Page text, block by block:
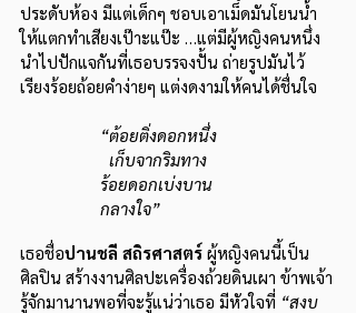
ประดับห้อง มีแต่เด็กๆ ชอบเอาเม็ดมันโยนน้ำ
ให้แตกทำเสียงเป๊าะแป๊ะ …แต่มีผู้หญิงคนหนึ่ง
นำไปปักแจกันที่เธอบรรจงปั้น ถ่ายรูปมันไว้
เรียงร้อยถ้อยคำง่ายๆ แต่งดงามให้คนได้ชื่นใจ
“ต้อยติ่งดอกหนึ่ง
เก็บจากริมทาง
        ร้อยดอกเบ่งบาน
กลางใจ”
เธอชื่อปานชลี สถิรศาสตร์ ผู้หญิงคนนี้เป็น
ศิลปิน สร้างงานศิลปะเครื่องถ้วยดินเผา ข้าพเจ้า
รู้จักมานานพอที่จะรู้แน่ว่าเธอ มีหัวใจที่ “สงบ